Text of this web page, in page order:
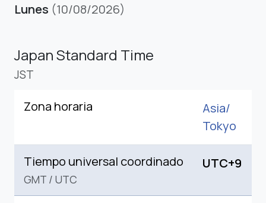
Lunes (10/08/2026)
Japan Standard Time
JST
Zona horaria
Asia/
Tokyo
Tiempo universal coordinado
GMT / UTC
UTC+9